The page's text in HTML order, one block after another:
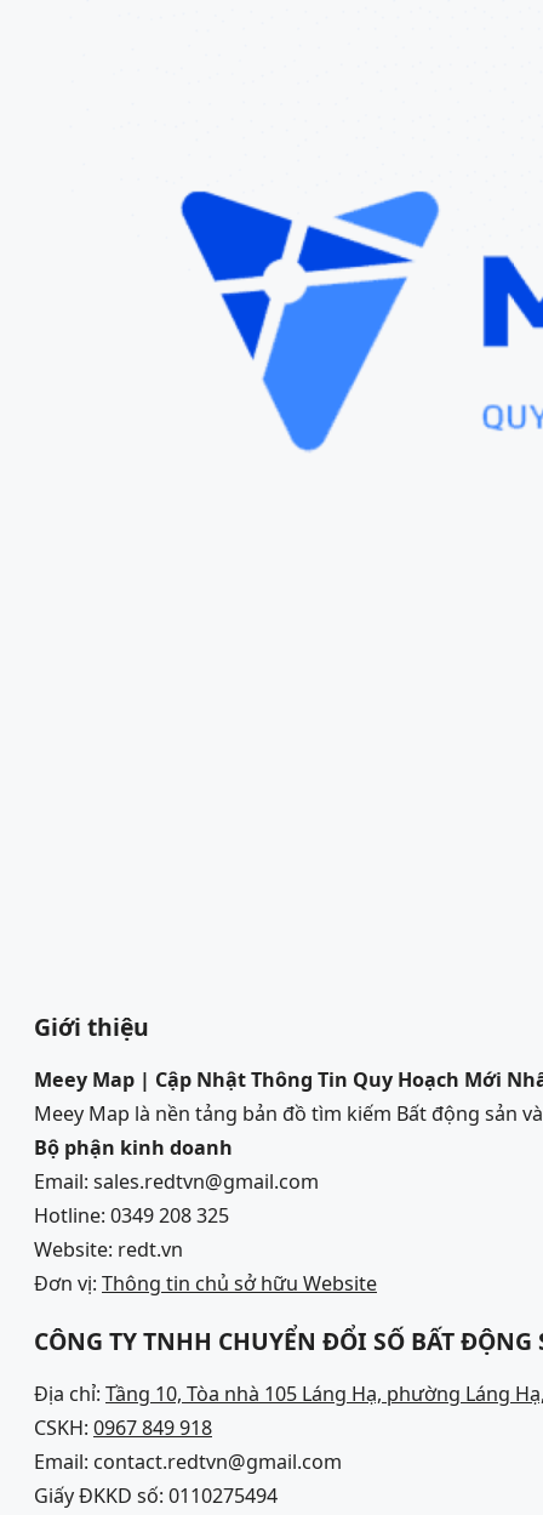
Giới thiệu
Meey Map | Cập Nhật Thông Tin Quy Hoạch Mới
Meey Map là nền tảng bản đồ tìm kiếm Bất động sản
Bộ phận kinh doanh
Email: sales.redtvn@gmail.com
Hotline: 0349 208 325
Website: redt.vn
Đơn vị: Thông tin chủ sở hữu Website
CÔNG TY TNHH CHUYỂN ĐỔI SỐ BẤT ĐỘNG
Địa chỉ: Tầng 10, Tòa nhà 105 Láng Hạ, phường Láng
CSKH: 0967 849 918
Email: contact.redtvn@gmail.com
Giấy ĐKKD số: 0110275494